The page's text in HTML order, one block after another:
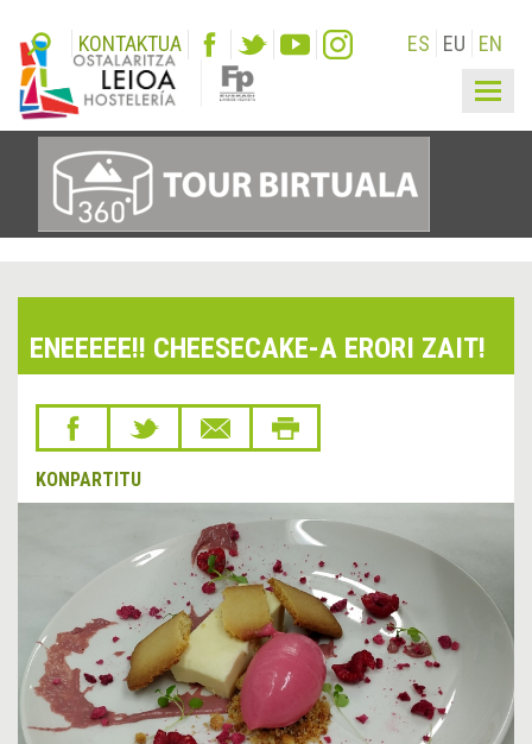
KONTAKTUA ES EU EN
ENEEEEE!! CHEESECAKE-A ERORI ZAIT!
KONPARTITU